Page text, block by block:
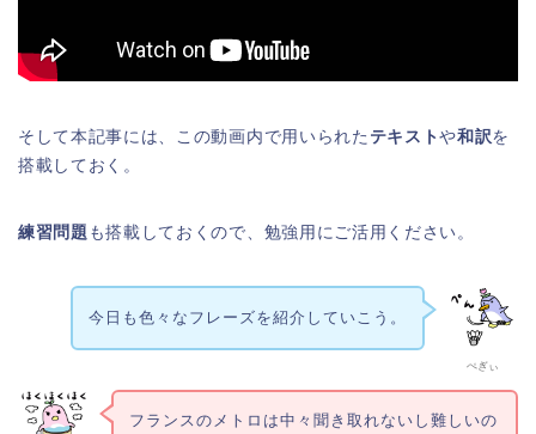
そして本記事には、この動画内で用いられた テキストや和訳を
搭載しておく。
練習問題 も搭載しておくので、勉強用にご活用ください。
ぺぎぃ
今日も色々なフレーズを紹介していこう。
フランスのメトロは中々聞き取れないし難しいの